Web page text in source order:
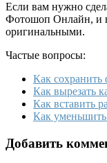
Если вам нужно
Фотошоп Онлайн, и
оригинальными.
Частые вопросы:
Как сохранить
Как вырезать
Как вставить
Как уменьшить
Добавить